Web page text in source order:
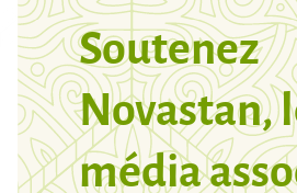
Soutenez
Novastan,
média